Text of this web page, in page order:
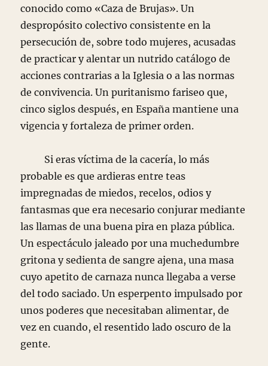
conocido como «Caza de Brujas». Un
despropósito colectivo consistente en la
persecución de, sobre todo mujeres, acusadas
de practicar y alentar un nutrido catálogo de
acciones contrarias a la Iglesia o a las normas
de convivencia. Un puritanismo fariseo que,
cinco siglos después, en España mantiene una
vigencia y fortaleza de primer orden.
Si eras víctima de la cacería, lo más
probable es que ardieras entre teas
impregnadas de miedos, recelos, odios y
fantasmas que era necesario conjurar mediante
las llamas de una buena pira en plaza pública.
Un espectáculo jaleado por una muchedumbre
gritona y sedienta de sangre ajena, una masa
cuyo apetito de carnaza nunca llegaba a verse
del todo saciado. Un esperpento impulsado por
unos poderes que necesitaban alimentar, de
vez en cuando, el resentido lado oscuro de la
gente.